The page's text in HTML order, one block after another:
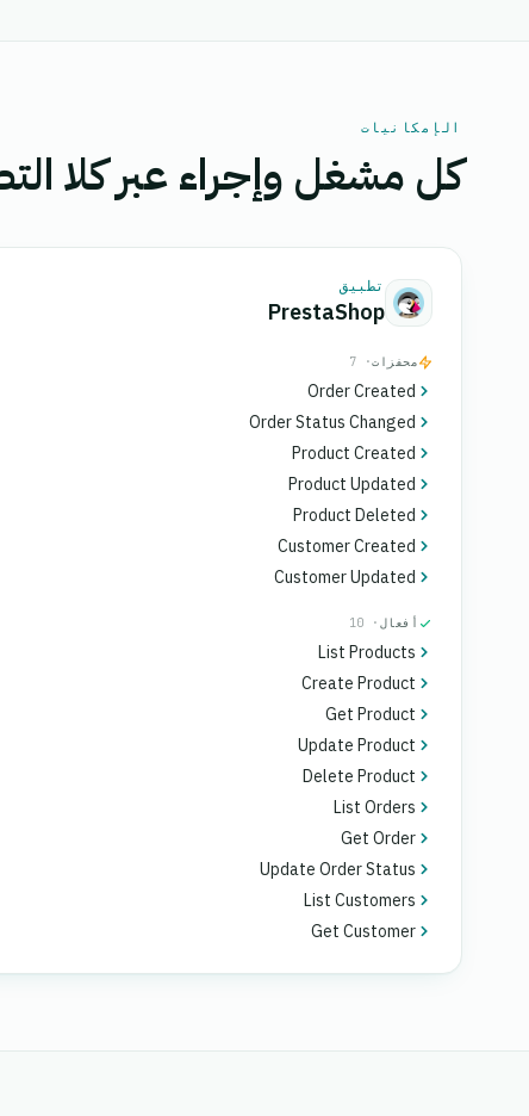
الإمكانيات
كل مشغل وإجراء عبر كلا
تطبيق
PrestaShop
محفزات· 7
Order Created
Order Status Changed
Product Created
Product Updated
Product Deleted
Customer Created
Customer Updated
أفعال · 10
List Products
Create Product
Get Product
Update Product
Delete Product
List Orders
Get Order
Update Order Status
List Customers
Get Customer